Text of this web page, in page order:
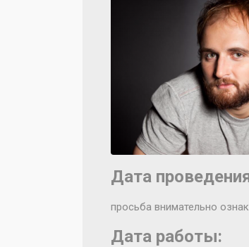
Дата
просьба внимательно
Дата работы: